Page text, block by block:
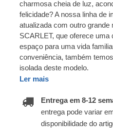
charmosa cheia de luz,
felicidade? A nossa linha de
atualizada com outro
SCARLET, que oferece uma
espaço para uma vida
conveniência, também
isolada deste modelo.
Ler mais
Entrega em 8-12
entrega pode variar
disponibilidade do